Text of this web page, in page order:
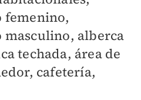
femenino,
alberca
techada, área de
cafetería,